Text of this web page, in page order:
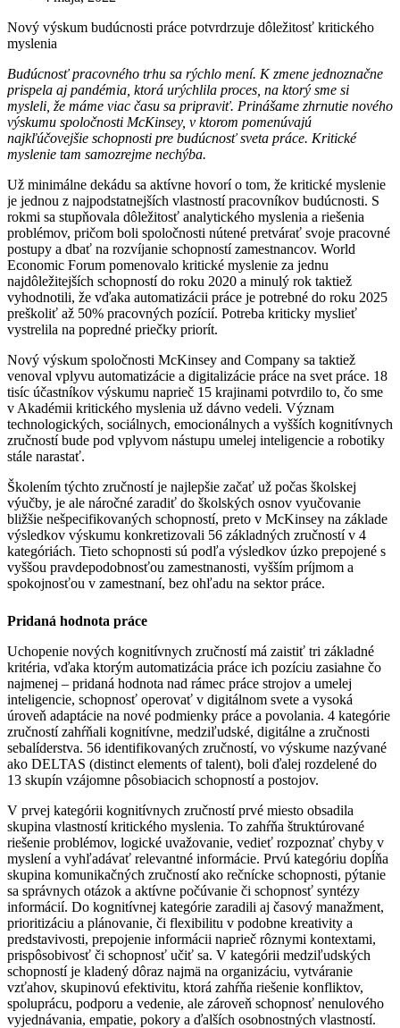
Nový výskum budúcnosti práce potvrdrzuje dôležitosť kritického
myslenia
Budúcnosť pracovného trhu sa rýchlo mení. K zmene jednoznačne
prispela aj pandémia, ktorá urýchlila proces, na ktorý sme si
mysleli, že máme viac času sa pripraviť. Prinášame zhrnutie nového
výskumu spoločnosti McKinsey, v ktorom pomenúvajú
najkľúčovejšie schopnosti pre budúcnosť sveta práce. Kritické
myslenie tam samozrejme nechýba.
Už minimálne dekádu sa aktívne hovorí o tom, že kritické myslenie
je jednou z najpodstatnejších vlastností pracovníkov budúcnosti. S
rokmi sa stupňovala dôležitosť analytického myslenia a riešenia
problémov, pričom boli spoločnosti nútené pretvárať svoje pracovné
postupy a dbať na rozvíjanie schopností zamestnancov. World
Economic Forum pomenovalo kritické myslenie za jednu
najdôležitejších schopností do roku 2020 a minulý rok taktiež
vyhodnotili, že vďaka automatizácii práce je potrebné do roku 2025
preškoliť až 50% pracovných pozícií. Potreba kriticky myslieť
vystrelila na popredné priečky priorít.
Nový výskum spoločnosti McKinsey and Company sa taktiež
venoval vplyvu automatizácie a digitalizácie práce na svet práce. 18
tisíc účastníkov výskumu naprieč 15 krajinami potvrdilo to, čo sme
v Akadémii kritického myslenia už dávno vedeli. Význam
technologických, sociálnych, emocionálnych a vyšších kognitívnych
zručností bude pod vplyvom nástupu umelej inteligencie a robotiky
stále narastať.
Školením týchto zručností je najlepšie začať už počas školskej
výučby, je ale náročné zaradiť do školských osnov vyučovanie
bližšie nešpecifikovaných schopností, preto v McKinsey na základe
výsledkov výskumu konkretizovali 56 základných zručností v 4
kategóriách. Tieto schopnosti sú podľa výsledkov úzko prepojené s
vyššou pravdepodobnosťou zamestnanosti, vyšším príjmom a
spokojnosťou v zamestnaní, bez ohľadu na sektor práce.
Pridaná hodnota práce
Uchopenie nových kognitívnych zručností má zaistiť tri základné
kritéria, vďaka ktorým automatizácia práce ich pozíciu zasiahne čo
najmenej – pridaná hodnota nad rámec práce strojov a umelej
inteligencie, schopnosť operovať v digitálnom svete a vysoká
úroveň adaptácie na nové podmienky práce a povolania. 4 kategórie
zručností zahŕňali kognitívne, medziľudské, digitálne a zručnosti
sebalíderstva. 56 identifikovaných zručností, vo výskume nazývané
ako DELTAS (distinct elements of talent), boli ďalej rozdelené do
13 skupín vzájomne pôsobiacich schopností a postojov.
V prvej kategórii kognitívnych zručností prvé miesto obsadila
skupina vlastností kritického myslenia. To zahŕňa štruktúrované
riešenie problémov, logické uvažovanie, vedieť rozpoznať chyby v
myslení a vyhľadávať relevantné informácie. Prvú kategóriu dopĺňa
skupina komunikačných zručností ako rečnícke schopnosti, pýtanie
sa správnych otázok a aktívne počúvanie či schopnosť syntézy
informácií. Do kognitívnej kategórie zaradili aj časový manažment,
prioritizáciu a plánovanie, či flexibilitu v podobne kreativity a
predstavivosti, prepojenie informácii naprieč rôznymi kontextami,
prispôsobivosť či schopnosť učiť sa. V kategórii medziľudských
schopností je kladený dôraz najmä na organizáciu, vytváranie
vzťahov, skupinovú efektivitu, ktorá zahŕňa riešenie konfliktov,
spoluprácu, podporu a vedenie, ale zároveň schopnosť nenulového
vyjednávania, empatie, pokory a ďalších osobnostných vlastností.